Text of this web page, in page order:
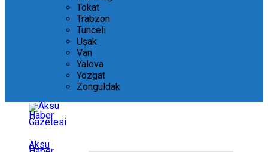
Tokat
Trabzon
Tunceli
Uşak
Van
Yalova
Yozgat
Zonguldak
Aksu